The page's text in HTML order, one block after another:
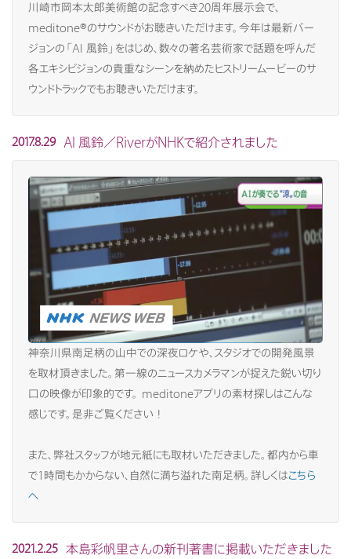
川崎市岡本太郎美術館の記念すべき20周年展示会で、
meditone®のサウンドがお聴きいただけます。今年は最新バー
ジョンの「AI 風鈴」をはじめ、数々の著名芸術家で話題を呼んだ
各エキシビジョンの貴重なシーンを納めたヒストリームービーのサ
ウンドトラックでもお聴きいただけます。
2017.8.29 AI 風鈴／RiverがNHKで紹介されました
神奈川県南足柄の山中での深夜ロケや、スタジオでの開発風景
を取材頂きました。第一線のニュースカメラマンが捉えた鋭い切り
口の映像が印象的です。 meditoneアプリの素材探しはこんな
感じです。是非ご覧ください！
また、弊社スタッフが地元紙にも取材いただきました。都内から車
で1時間もかからない、自然に満ち溢れた南足柄。詳しくはこちら
へ
2021.2.25 本島彩帆里さんの新刊著書に掲載いただきました